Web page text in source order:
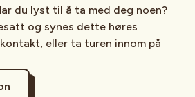
du lyst til å ta med deg noen?
og synes dette høres
eller ta turen innom på